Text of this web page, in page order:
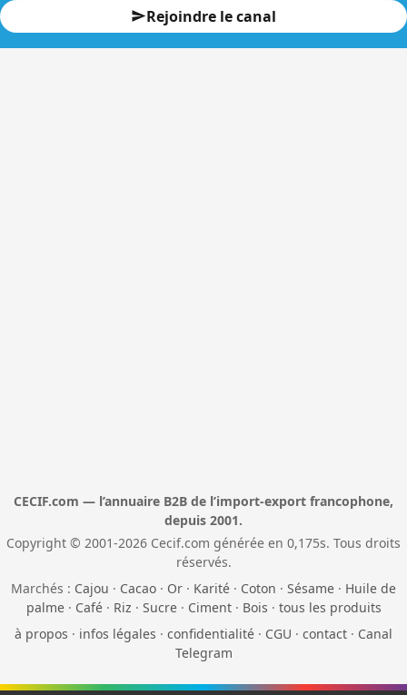
Rejoindre le canal
CECIF.com — l’annuaire B2B de l’import-export francophone,
depuis 2001.
Copyright © 2001-2026 Cecif.com générée en 0,175s. Tous droits
réservés.
Marchés : Cajou · Cacao · Or · Karité · Coton · Sésame · Huile de
palme· Café· Riz · Sucre· Ciment· Bois · tous les produits
à propos · infos légales · confidentialité · CGU · contact · Canal
Telegram